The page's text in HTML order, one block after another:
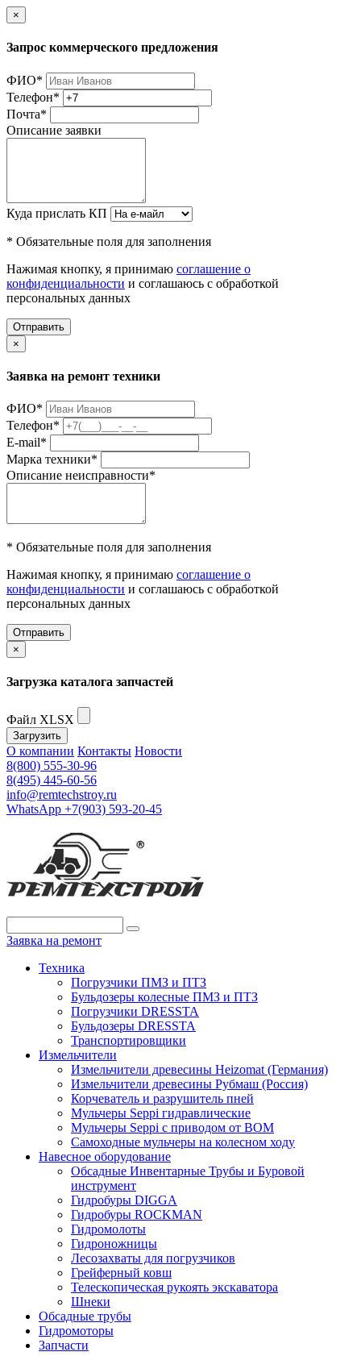
×
Запрос коммерческого предложения
ФИО*
Телефон*
Почта*
Описание заявки
Куда прислать КП
* Обязательные поля для заполнения
Нажимая кнопку, я принимаю соглашение о
конфиденциальности и соглашаюсь с обработкой
персональных данных
Отправить
×
Заявка на ремонт техники
ФИО*
Телефон*
E-mail*
Марка техники*
Описание неисправности*
* Обязательные поля для заполнения
Нажимая кнопку, я принимаю соглашение о
конфиденциальности и соглашаюсь с обработкой
персональных данных
Отправить
×
Загрузка каталога запчастей
Файл XLSX
Загрузить
О компании Контакты Новости
8(800) 555-30-96
8(495) 445-60-56
info@remtechstroy.ru
WhatsApp +7(903) 593-20-45
Заявка на ремонт
Техника
Погрузчики ПМЗ и ПТЗ
Бульдозеры колесные ПМЗ и ПТЗ
Погрузчики DRESSTA
Бульдозеры DRESSTA
Транспортировщики
Измельчители
Измельчители древесины Heizomat (Германия)
Измельчители древесины Рубмаш (Россия)
Корчеватель и разрушитель пней
Мульчеры Seppi гидравлические
Мульчеры Seppi с приводом от ВОМ
Самоходные мульчеры на колесном ходу
Навесное оборудование
Обсадные Инвентарные Трубы и Буровой
инструмент
Гидробуры DIGGA
Гидробуры ROCKMAN
Гидромолоты
Гидроножницы
Лесозахваты для погрузчиков
Грейферный ковш
Телескопическая рукоять экскаватора
Шнеки
Обсадные трубы
Гидромоторы
Запчасти